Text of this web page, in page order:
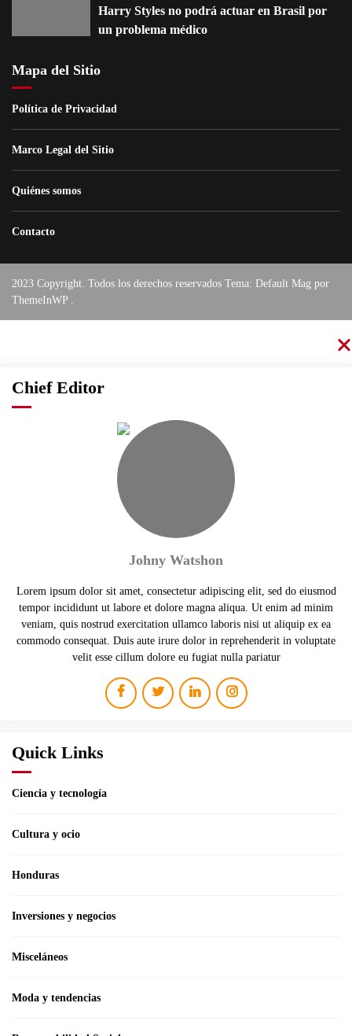
Harry Styles no podrá actuar en Brasil por
un problema médico
Mapa del Sitio
Política de Privacidad
Marco Legal del Sitio
Quiénes somos
Contacto
2023 Copyright. Todos los derechos reservados Tema: Default Mag por
ThemeInWP
Chief Editor
Johny Watshon
Lorem ipsum dolor sit amet, consectetur adipiscing elit, sed do eiusmod
tempor incididunt ut labore et dolore magna aliqua. Ut enim ad minim
veniam, quis nostrud exercitation ullamco laboris nisi ut aliquip ex ea
commodo consequat. Duis aute irure dolor in reprehenderit in voluptate
velit esse cillum dolore eu fugiat nulla pariatur
Quick Links
Ciencia y tecnología
Cultura y ocio
Honduras
Inversiones y negocios
Misceláneos
Moda y tendencias